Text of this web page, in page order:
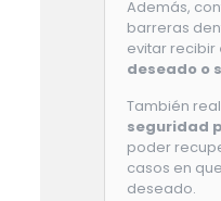
Además,
barreras
evitar recibir
deseado o
También
seguridad
poder
casos en
deseado.